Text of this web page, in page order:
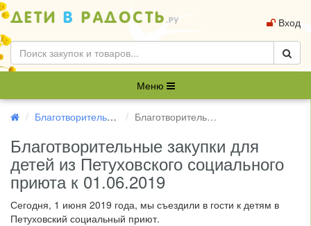
Вход
Меню
Благотворительность Благотворительные закупки для детей из Петуховского социального приюта к 01.06.2019
Благотворительные закупки для
детей из Петуховского социального
приюта к 01.06.2019
Сегодня, 1 июня 2019 года, мы съездили в гости к детям в
Петуховский социальный приют.